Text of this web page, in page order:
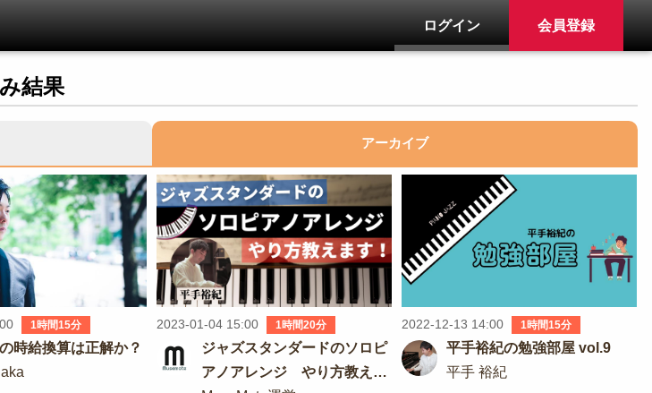
ログイン 会員登録
結果
アーカイブ
1時間15分
時給換算は正解か？
2023-01-04 15:00 1時間20分
ジャズスタンダードのソロピ
アノアレンジ やり方教えま
2022-12-13 14:00 1時間15分
平手裕紀の勉強部屋 vol.9
平手 裕紀